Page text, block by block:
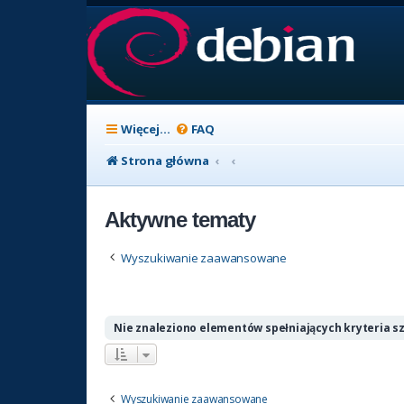
Więcej… FAQ
Strona główna
Aktywne tematy
Wyszukiwanie zaawansowane
Nie znaleziono elementów spełniających kryteria
Wyszukiwanie zaawansowane